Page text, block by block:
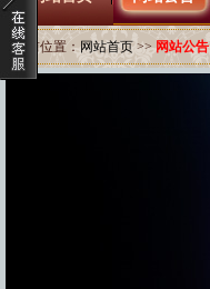
当前位置：网站首页>>网站公告